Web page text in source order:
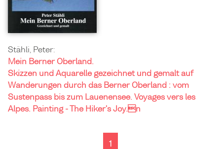
Stähli, Peter:
Mein Berner Oberland.
Skizzen und Aquarelle gezeichnet und gemalt auf
Wanderungen durch das Berner Oberland : vom
Sustenpass bis zum Lauenensee. Voyages vers les
Alpes. Painting - The Hiker's Joy.n
1